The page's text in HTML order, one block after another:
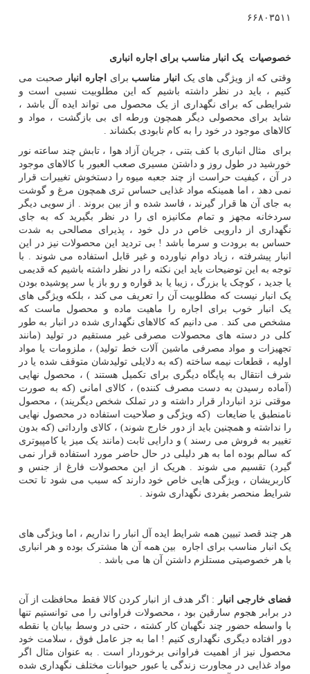
۶۶۸۰۳۵۱۱
خصوصیات یک انبار مناسب برای اجاره انباری
وقتی که از ویژگی های یک
انبار مناسب برای اجاره انبار صحبت می
کنیم ، باید در نظر داشته باشیم که این مطلوبیت نسبی است و
شرایطی که برای نگهداری از یک محصول می تواند ایده آل باشد ،
شاید برای محصولی دیگر همچون ورطه ای بی بازگشت ، مواد و
کالاهای موجود در خود را به کام نابودی بکشاند .
برای مثال انباری با کف بتنی ، جریان آزاد هوا ، تابش چند ساعته نور
خورشید در طول روز و داشتن مسیری صعب العبور با کالاهای موجود
در آن ، کیفیت حراست از چند جعبه میوه را دستخوش تغییرات قرار
نمی دهد ، اما همینکه مواد غذایی حساس تری همچون مرغ و گوشت
به جای آن ها قرار گیرند ، فاسد شده و از بین بروند . از سویی دیگر
سردخانه مجهز و تمام مکانیزه ای را در نظر بگیرید که به جای
نگهداری از دارویی خاص در دل خود ، پذیرای مصالحی به شدت
حساس به برودت و سرما باشد ! بی تردید این محصولات نیز در این
انبار پیشرفته ، زیاد دوام نیاورده و غیر قابل استفاده می شوند . با
توجه به این توضیحات باید این نکته را در نظر داشته باشیم که قدیمی
یا جدید ، کوچک یا بزرگ ، زیبا یا بد قواره و رو باز یا سر پوشیده بودن
یک انبار نیست که مطلوبیت آن را تعریف می کند ، بلکه ویژگی های
یک انبار خوب برای اجاره را ماهیت ماده و محصول ماست که
مشخص می کند . می دانیم که کالاهای نگهداری شده در انبار به طور
کلی در دسته های محصولات مصرفی غیر مستقیم در تولید (مانند
تجهیزات و مواد مصرفی ماشین آلات خط تولید) ، ملزومات یا مواد
اولیه ، قطعات نیمه ساخته (که به دلایلی تولیدشان متوقف شده یا در
شرف انتقال به پایگاه دیگری برای تکمیل هستند ) ، محصول نهایی
(آماده رسیدن به دست مصرف کننده) ، کالای امانی (که به صورت
موقتی نزد انباردار قرار داشته و در تملک شخص دیگریند) ، محصول
نامنطبق یا ضایعات (که ویژگی و صلاحیت استفاده در محصول نهایی
را نداشته و همچنین باید از دور خارج شوند) ، کالای وارداتی (که بدون
تغییر به فروش می رسند ) و دارایی ثابت (مانند یک میز یا کامپیوتری
که سالم بوده اما به هر دلیلی در حال حاضر مورد استفاده قرار نمی
گیرد) تقسیم می شوند . هریک از این محصولات فارغ از جنس و
کاربریشان ، ویژگی هایی خاص خود دارند که سبب می شود تا تحت
شرایط منحصر بفردی نگهداری شوند .
هر چند قصد تبیین همه شرایط ایده آل انبار را نداریم ، اما ویژگی های
یک انبار مناسب برای اجاره بین همه آن ها مشترک بوده و هر انباری
با هر خصوصیتی مستلزم داشتن آن ها می باشد .
فضای خارجی انبار
: اگر هدف از انبار کردن کالا فقط محافظت از آن
در برابر هجوم سارقین بود ، محصولات فراوانی را می توانستیم تنها
با واسطه حضور چند نگهبان کار کشته ، حتی در وسط بیابان یا نقطه
دور افتاده دیگری نگهداری کنیم ! اما به جز عامل فوق ، سلامت خود
محصول نیز از اهمیت فراوانی برخوردار است . به عنوان مثال اگر
مواد غذایی در مجاورت زندگی یا عبور حیوانات مختلف نگهداری شده